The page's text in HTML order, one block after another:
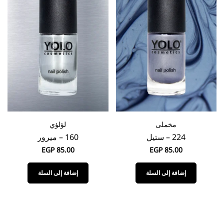
مخملى
224 – ستيل
EGP85.00
إضافة إلى السلة
لؤلؤي
160 – ميرور
EGP85.00
إضافة إلى السلة